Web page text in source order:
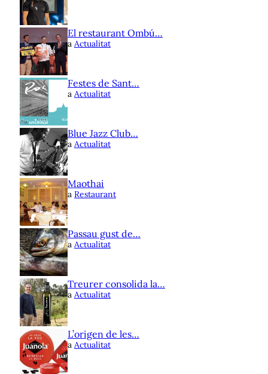
El restaurant Ombú…
a Actualitat
Festes de Sant…
a Actualitat
Blue Jazz Club…
a Actualitat
Maothai
a Restaurant
Passau gust de…
a Actualitat
Treurer consolida la…
a Actualitat
L’origen de les…
a Actualitat